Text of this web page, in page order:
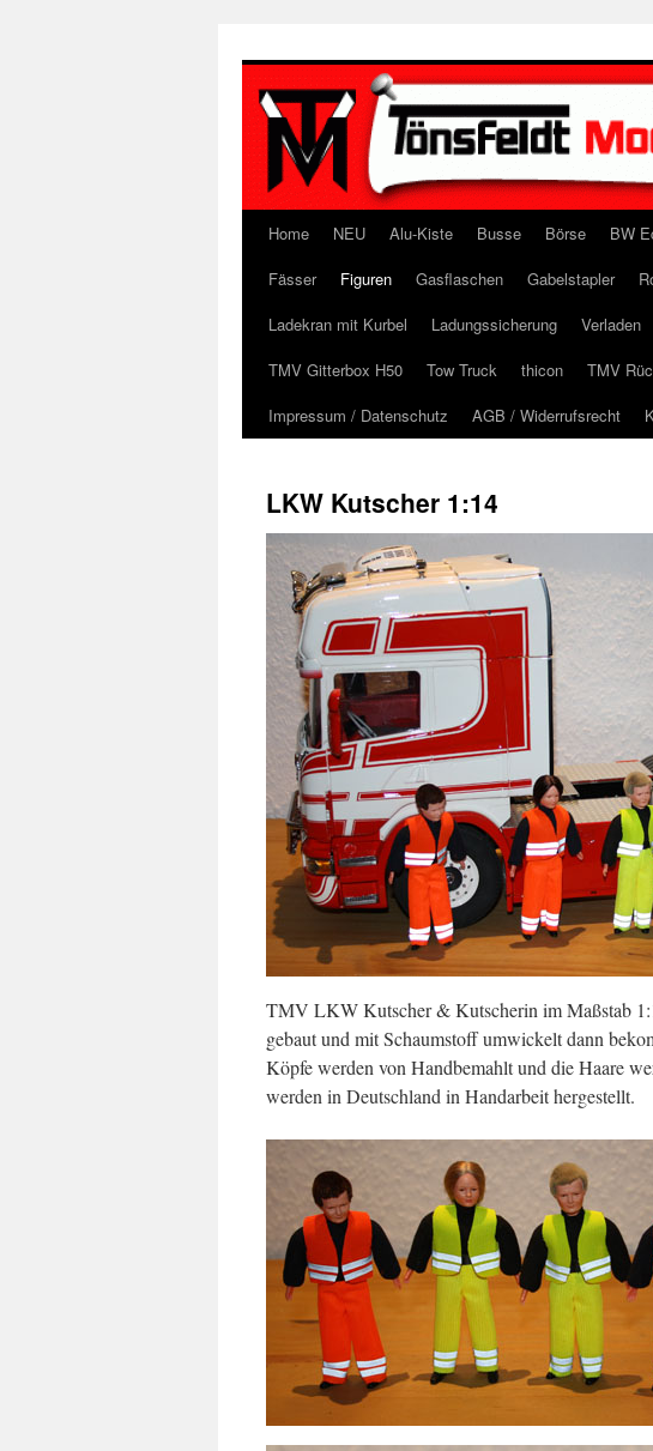
Home NEU Alu-Kiste Busse Börse BW
Fässer
Figuren Gasflaschen Gabelstapler
Ladekran mit Kurbel
Ladungssicherung Verladen
TMV Gitterbox H50
Tow Truck thicon TMV
Impressum / Datenschutz
AGB / Widerrufsrecht
LKW Kutscher 1:14
TMV LKW Kutscher & Kutscherin im Maßstab
gebaut und mit Schaumstoff umwickelt dann
Köpfe werden von Handbemahlt und die Haare
werden in Deutschland in Handarbeit hergestellt.